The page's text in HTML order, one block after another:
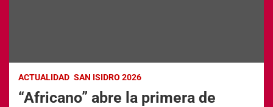
ACTUALIDAD SAN ISIDRO 2026
“Africano” abre la primera de